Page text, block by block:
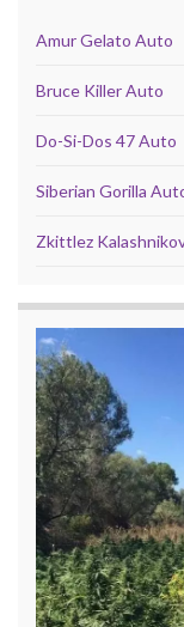
Amur Gelato Auto
Bruce Killer Auto
Do-Si-Dos 47 Auto
Siberian Gorilla
Zkittlez